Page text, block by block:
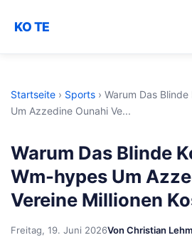
KO TE
Startseite › Sports › Warum Das
Um Azzedine Ounahi Ve...
Warum Das Blinde
Wm-hypes Um
Vereine Millionen
Freitag, 19. Juni 2026Von Christian